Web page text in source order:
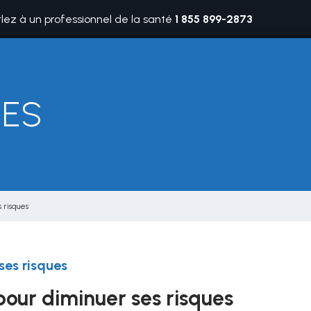
à un professionnel de la santé1 855 899-2873
risques
risques
diminuer ses risques